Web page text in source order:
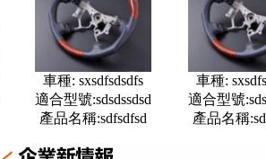
車種: sxsdfsdsdfs
適合型號:sdsdssdsd
產品名稱:sdfsdfsd
車種:
適合型號
產品名稱